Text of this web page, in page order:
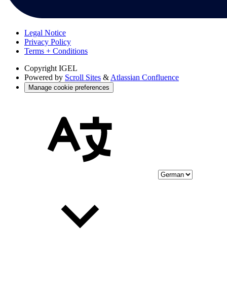
Legal Notice
Privacy Policy
Terms + Conditions
Copyright IGEL
Powered by Scroll Sites & Atlassian Confluence
Manage cookie preferences